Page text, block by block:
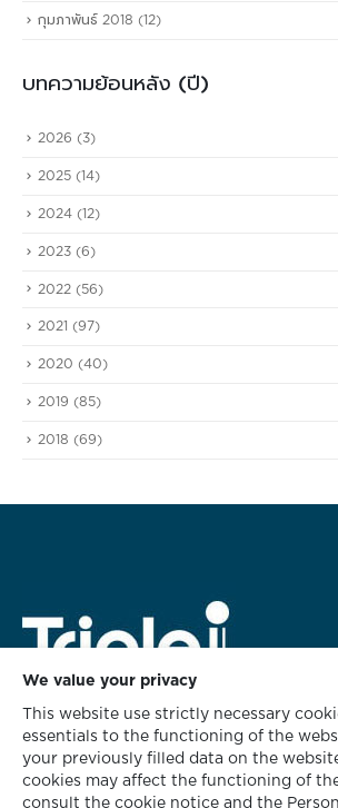
กุมภาพันธ์ 2018 (12)
บทความย้อนหลัง (ปี)
2026 (3)
2025 (14)
2024 (12)
2023 (6)
2022 (56)
2021 (97)
2020 (40)
2019 (85)
2018 (69)
สำนักงานใหญ่
628 ชั้น 3 อาคารทริพเพิล ไอ
ซอยกลับชม ถนนนนทรี แขวงช่องนนทรี
เขตยานนาวา กรุงเทพฯ 10120
We value your privacy
This website use strictly necessary
essentials to the functioning of the
your previously filled data on the
cookies may affect the functioning of
consult the cookie notice and the